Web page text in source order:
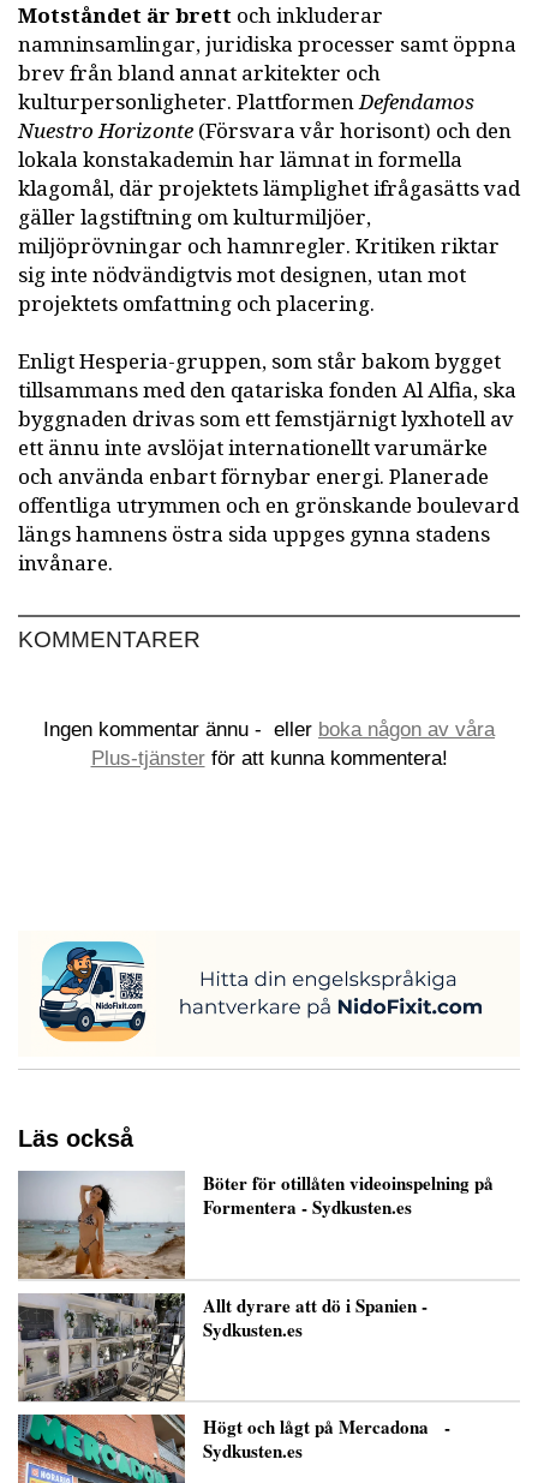
Motståndet är brett och inkluderar
namninsamlingar, juridiska processer samt öppna
brev från bland annat arkitekter och
kulturpersonligheter. PlattformenDefendamos
Nuestro Horizonte (Försvara vår horisont) och den
lokala konstakademin har lämnat in formella
klagomål, där projektets lämplighet ifrågasätts vad
gäller lagstiftning om kulturmiljöer,
miljöprövningar och hamnregler. Kritiken riktar
sig inte nödvändigtvis mot designen, utan mot
projektets omfattning och placering.
Enligt Hesperia-gruppen, som står bakom bygget
tillsammans med den qatariska fonden Al Alfia, ska
byggnaden drivas som ett femstjärnigt lyxhotell av
ett ännu inte avslöjat internationellt varumärke
och använda enbart förnybar energi. Planerade
offentliga utrymmen och en grönskande boulevard
längs hamnens östra sida uppges gynna stadens
invånare.
KOMMENTARER
Ingen kommentar ännu - eller boka någon av våra
Plus-tjänsterför att kunna kommentera!